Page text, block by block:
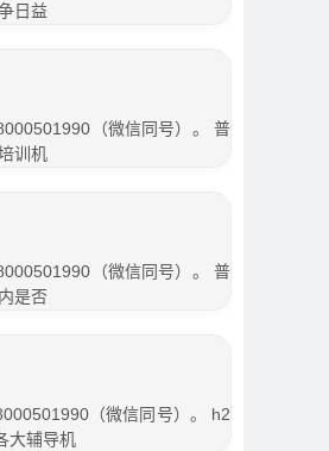
日益
（微信同号）。 普
训机
（微信同号）。 普
是否
（微信同号）。 h2
大辅导机